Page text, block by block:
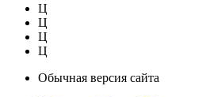
Ц
Ц
Ц
Ц
Обычная версия сайта